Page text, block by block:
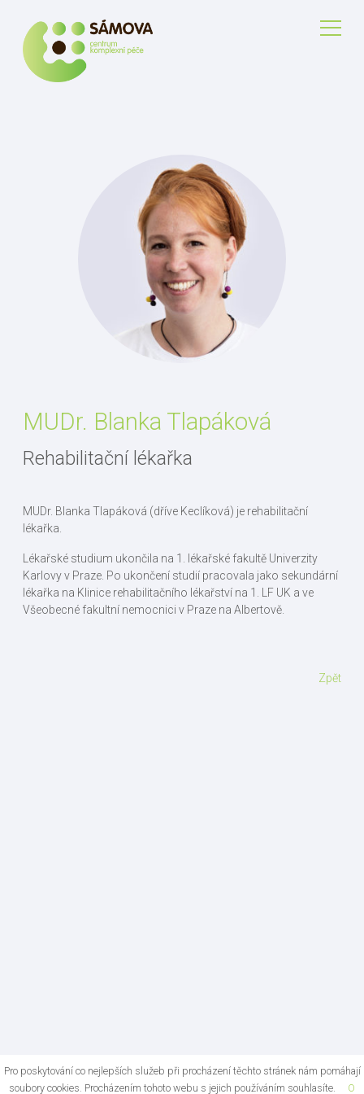
MUDr. Blanka Tlapáková
Rehabilitační lékařka
MUDr. Blanka Tlapáková (dříve Keclíková) je rehabilitační
lékařka.
Lékařské studium ukončila na 1. lékařské fakultě Univerzity
Karlovy v Praze. Po ukončení studií pracovala jako sekundární
lékařka na Klinice rehabilitačního lékařství na 1. LF UK a ve
Všeobecné fakultní nemocnici v Praze na Albertově.
Zpět
Pro poskytování co nejlepších služeb při procházení těchto stránek nám pomáhají
soubory cookies. Procházením tohoto webu s jejich používáním souhlasíte.
O